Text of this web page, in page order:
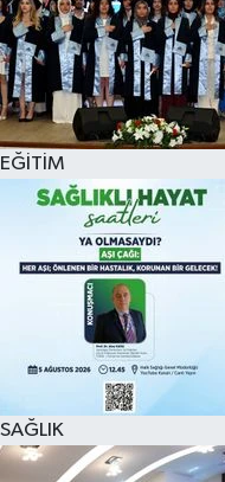
EĞİTİM
SAĞLIK
SPOR
TEKNOLOJİ
VİZYONDAKİLER
YAŞAM